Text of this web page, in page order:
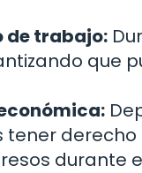
de trabajo:
que
durante